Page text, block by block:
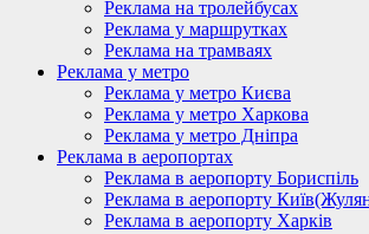
Реклама на тролейбусах
Реклама у маршрутках
Реклама на трамваях
Реклама у метро
Реклама у метро Києва
Реклама у метро Харкова
Реклама у метро Дніпра
Реклама в аеропортах
Реклама в аеропорту Бориспіль
Реклама в аеропорту
Реклама в аеропорту Харків